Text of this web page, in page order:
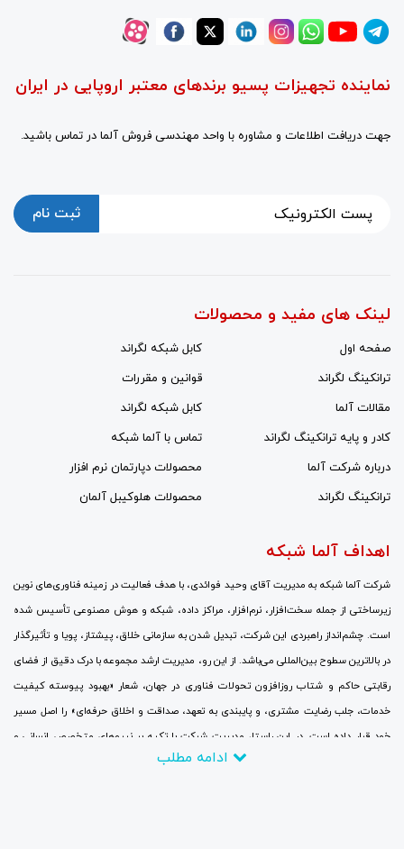
نماینده تجهیزات پسیو برندهای معتبر اروپایی در ایران
جهت دریافت اطلاعات و مشاوره با واحد مهندسی فروش آلما در تماس باشید.
ثبت نام
لینک های مفید و محصولات
صفحه اول
کابل شبکه لگراند
ترانکینگ لگراند
قوانین و مقررات
مقالات آلما
کابل شبکه لگراند
کادر و پایه ترانکینگ لگراند
تماس با آلما شبکه
درباره شرکت آلما
محصولات دپارتمان نرم افزار
ترانکینگ لگراند
محصولات هلوکیبل آلمان
اهداف آلما شبکه
شرکت آلما شبکه به مدیریت آقای وحید فوائدی، با هدف فعالیت در زمینه فناوری‌های نوین
زیرساختی از جمله سخت‌افزار، نرم‌افزار، مراکز داده، شبکه و هوش مصنوعی تأسیس شده
است. چشم‌انداز راهبردی این شرکت، تبدیل شدن به سازمانی خلاق، پیشتاز، پویا و تأثیرگذار
در بالاترین سطوح بین‌المللی می‌باشد. از این رو، مدیریت ارشد مجموعه با درک دقیق از فضای
رقابتی حاکم و شتاب روزافزون تحولات فناوری در جهان، شعار «بهبود پیوسته کیفیت
خدمات، جلب رضایت مشتری، و پایبندی به تعهد، صداقت و اخلاق حرفه‌ای» را اصل مسیر
خود قرار داده است. در این راستا، مدیریت شرکت با تکیه بر نیروهای متخصص انسانی و
سرمایه‌گذاری مالی گسترده، جایگزینی نگرش‌های نوین به جای رویکردهای سنتی، برقراری